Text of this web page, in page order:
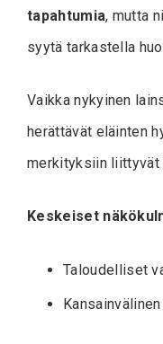
tapahtumia, mutta
syytä tarkastella
Vaikka nykyinen
herättävät eläinten
merkityksiin liittyvät
Keskeiset
Taloudelliset